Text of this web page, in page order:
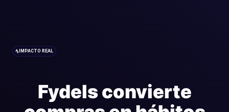
IMPACTO REAL
Fydels convierte